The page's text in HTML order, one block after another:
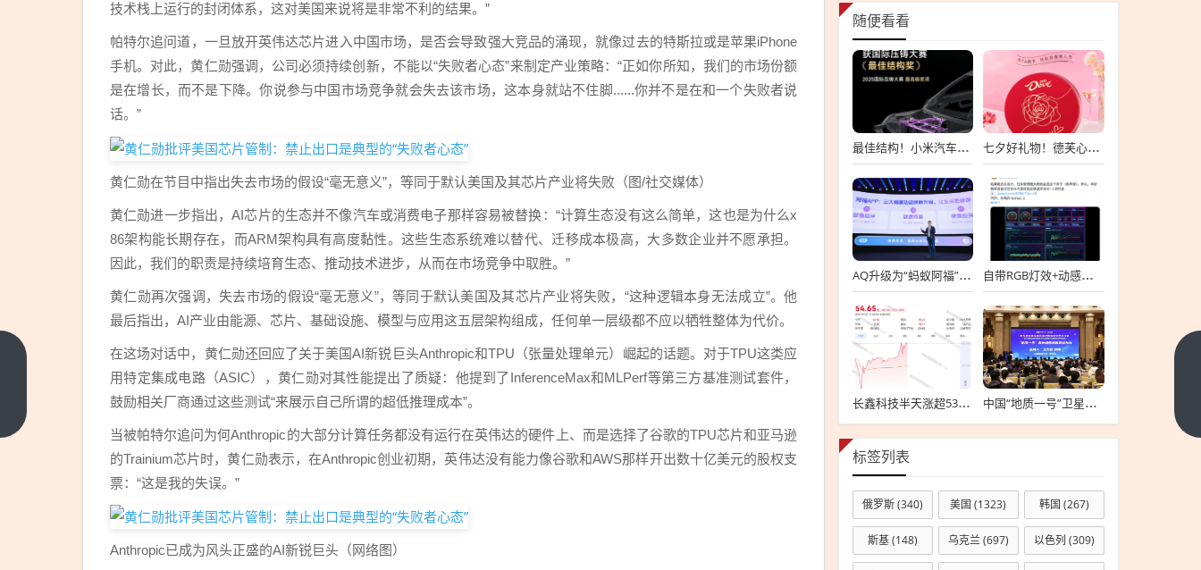
技术栈上运行的封闭体系，这对美国来说将是非常不利的结果。”
帕特尔追问道，一旦放开英伟达芯片进入中国市场，是否会导致强大竞品的涌现，就像过去的特斯拉或是苹果iPhone
手机。对此，黄仁勋强调，公司必须持续创新，不能以“失败者心态”来制定产业策略：“正如你所知，我们的市场份额
是在增长，而不是下降。你说参与中国市场竞争就会失去该市场，这本身就站不住脚......你并不是在和一个失败者说
话。”
黄仁勋在节目中指出失去市场的假设“毫无意义”，等同于默认美国及其芯片产业将失败（图/社交媒体）
黄仁勋进一步指出，AI芯片的生态并不像汽车或消费电子那样容易被替换：“计算生态没有这么简单，这也是为什么x
86架构能长期存在，而ARM架构具有高度黏性。这些生态系统难以替代、迁移成本极高，大多数企业并不愿承担。
因此，我们的职责是持续培育生态、推动技术进步，从而在市场竞争中取胜。”
黄仁勋再次强调，失去市场的假设“毫无意义”，等同于默认美国及其芯片产业将失败，“这种逻辑本身无法成立”。他
最后指出，AI产业由能源、芯片、基础设施、模型与应用这五层架构组成，任何单一层级都不应以牺牲整体为代价。
在这场对话中，黄仁勋还回应了关于美国AI新锐巨头Anthropic和TPU（张量处理单元）崛起的话题。对于TPU这类应
用特定集成电路（ASIC），黄仁勋对其性能提出了质疑：他提到了InferenceMax和MLPerf等第三方基准测试套件，
鼓励相关厂商通过这些测试“来展示自己所谓的超低推理成本”。
当被帕特尔追问为何Anthropic的大部分计算任务都没有运行在英伟达的硬件上、而是选择了谷歌的TPU芯片和亚马逊
的Trainium芯片时，黄仁勋表示，在Anthropic创业初期，英伟达没有能力像谷歌和AWS那样开出数十亿美元的股权支
票：“这是我的失误。”
Anthropic已成为风头正盛的AI新锐巨头（网络图）
随便看看
最佳结构！小米汽车再拿国际大奖：雷军发文详解 七夕好礼物！德芙心形巧克力礼盒大促：24颗18.9元到手
AQ升级为“蚂蚁阿福”：App月活超1500万 跻身国内AI App前五 自带RGB灯效+动感音效！Windows任务管理器发明者：这才是该有的样子
长鑫科技半天涨超530%！7名高管身家超10亿 员工：最关心的工资涨不涨 中国“地质一号”卫星发布首批影像数据：穿透云雾植被遮挡 获取地表物质成分信息
标签列表
俄罗斯(340) 美国 (1323) 韩国 (267)
斯基(148) 乌克兰(697) 以色列 (309)